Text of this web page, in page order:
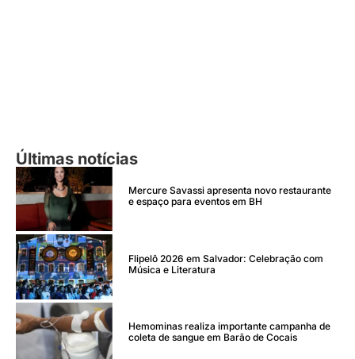
Últimas notícias
Mercure Savassi apresenta novo restaurante
e espaço para eventos em BH
Flipelô 2026 em Salvador: Celebração com
Música e Literatura
Hemominas realiza importante campanha de
coleta de sangue em Barão de Cocais